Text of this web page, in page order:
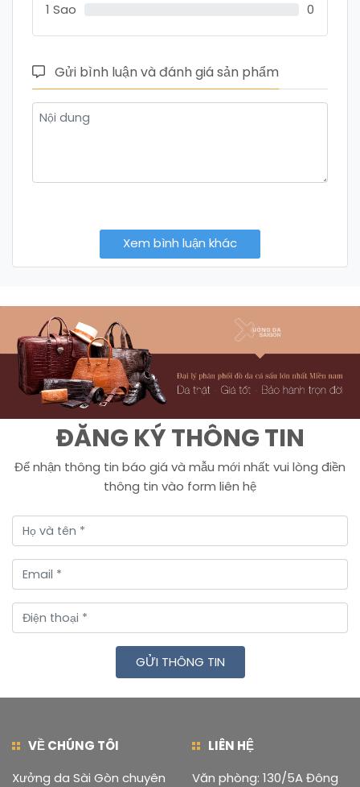
1 Sao
0
Gửi bình luận và đánh giá sản phẩm
Xem bình luận khác
ĐĂNG KÝ THÔNG TIN
Để nhận thông tin báo giá và mẫu mới nhất vui lòng điền
thông tin vào form liên hệ
GỬI THÔNG TIN
VỀ CHÚNG TÔI
Xưởng da Sài Gòn chuyên
LIÊN HỆ
Văn phòng: 130/5A Đông